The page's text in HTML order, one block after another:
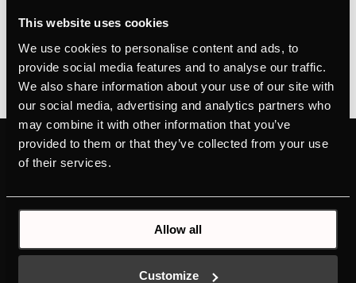
This website uses cookies
We use cookies to personalise content and ads, to
provide social media features and to analyse our traffic.
We also share information about your use of our site with
our social media, advertising and analytics partners who
may combine it with other information that you’ve
provided to them or that they’ve collected from your use
of their services.
Allow all
Customize
большая, высокая)Приготовление 1 или 2...
ПРОДУКЦИЯ
ВАРОЧНЫЕ ПАНЕЛИ
МАШИНЫ
ИСТОРИЯ
ДИЗАЙН
ЗАГРУЗКИ